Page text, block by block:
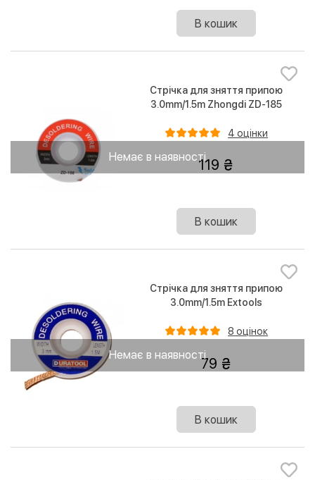
В кошик
Немає в наявності
Стрічка для зняття припою
3.0mm/1.5m Zhongdi ZD-185
4 оцінки
119
В кошик
Немає в наявності
Стрічка для зняття припою
3.0mm/1.5m Extools
8 оцінок
79
В кошик